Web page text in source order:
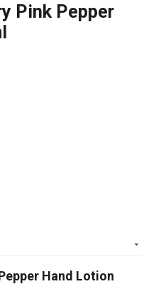
Pink Pepper
Hand Lotion